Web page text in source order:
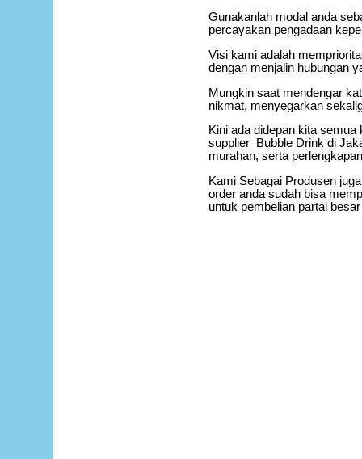
Gunakanlah modal anda
percayakan pengadaan
Visi kami adalah
dengan menjalin hubungan
Mungkin saat mendengar
nikmat, menyegarkan
Kini ada didepan kita
supplier Bubble Drink di
murahan, serta
Kami Sebagai Produsen
order anda sudah bisa
untuk pembelian partai